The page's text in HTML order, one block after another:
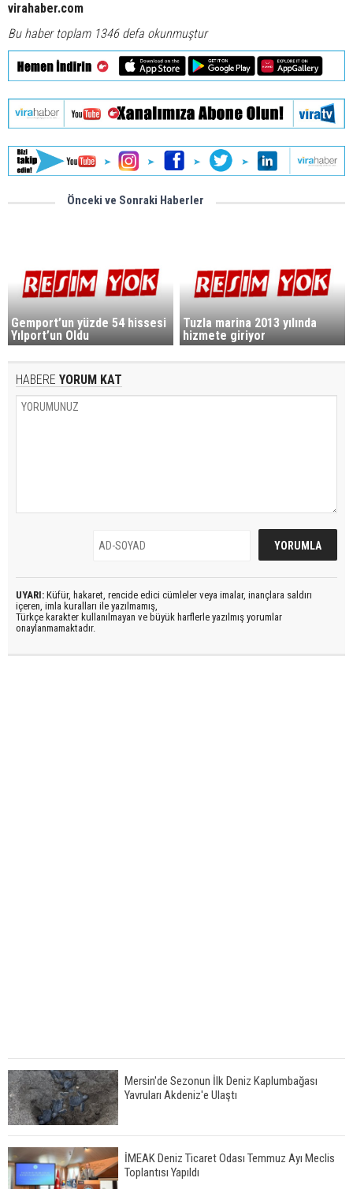
virahaber.com
Bu haber toplam 1346 defa okunmuştur
Önceki ve Sonraki Haberler
Gemport’un yüzde 54 hissesi
Yılport’un Oldu
Tuzla marina 2013 yılında
hizmete giriyor
HABERE YORUM KAT
UYARI: Küfür, hakaret, rencide edici cümleler veya imalar, inançlara saldırı
içeren, imla kuralları ile yazılmamış,
Türkçe karakter kullanılmayan ve büyük harflerle yazılmış yorumlar
onaylanmamaktadır.
Mersin'de Sezonun İlk Deniz Kaplumbağası
Yavruları Akdeniz'e Ulaştı
İMEAK Deniz Ticaret Odası Temmuz Ayı Meclis
Toplantısı Yapıldı